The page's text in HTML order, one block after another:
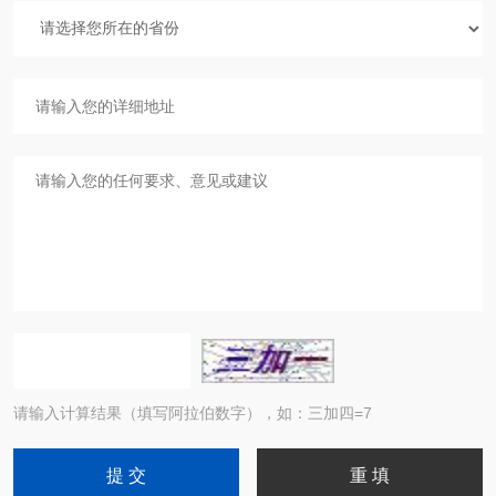
请输入计算结果（填写阿拉伯数字），如：三加四=7